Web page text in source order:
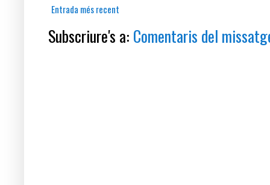
Entrada més recent
Subscriure's a: Comentaris del